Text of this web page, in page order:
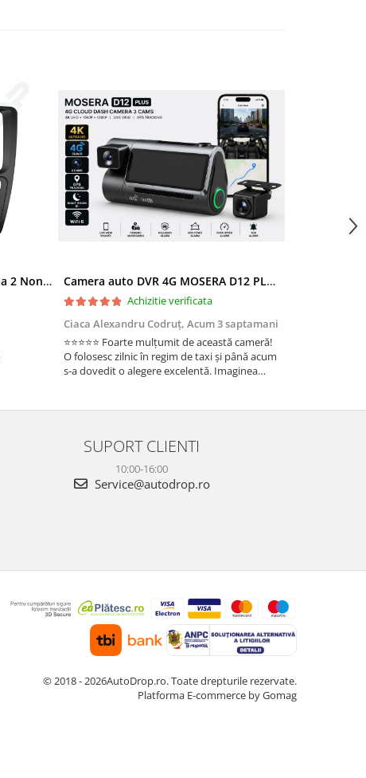
Ramă adaptoare Skoda Octavia 2 Non-Facelift (Auto A/C) 2004-2009 - fațetă 213×133 (RNS 510 / RCD 330), montaj dedicat Camera auto DVR 4G MOSERA D12 PLUS, 3 camere, 4K UHD + Full HD + Full HD, Sony IMX415, GPS Tracking, WiFi 6, Night Vision IR, Cloud Live View, monitorizare parcare, aplicatie mobil + PC
Achizitie verificata
Ciaca Alexandru Codruț, Acum 3 saptamani
⭐⭐⭐⭐⭐ Foarte mulțumit de această cameră!
O folosesc zilnic în regim de taxi și până acum
s-a dovedit o alegere excelentă. Imaginea
ma...
Fun...
SUPORT CLIENTI
10:00-16:00
Service@autodrop.ro
© 2018 - 2026AutoDrop.ro. Toate drepturile rezervate.
Platforma E-commerce by Gomag